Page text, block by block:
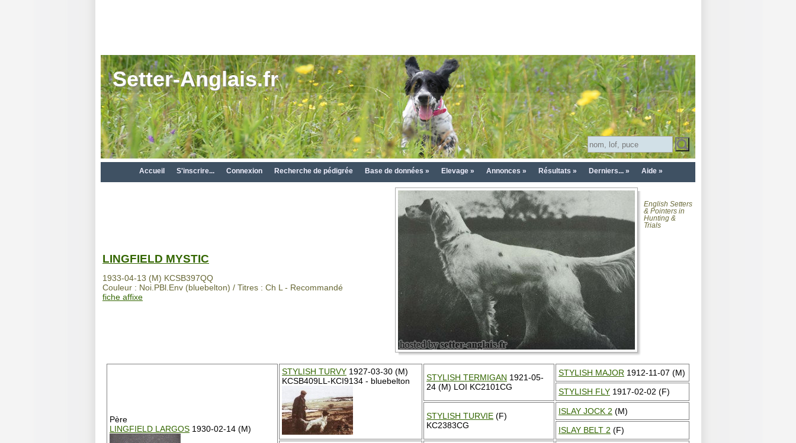
Setter-Anglais.fr
Accueil S'inscrire... Connexion Recherche de pédigrée Base de données » Elevage » Annonces » Résultats » Derniers... » Aide »
LINGFIELD MYSTIC
1933-04-13 (M) KCSB397QQ
Couleur : Noi.PBl.Env (bluebelton) / Titres : Ch L - Recommandé
fiche affixe
English Setters
& Pointers in
Hunting &
Trials
Père
LINGFIELD LARGOS 1930-02-14 (M)
STYLISH TURVY 1927-03-30 (M)
KCSB409LL-KCI9134 - bluebelton
STYLISH TERMIGAN 1921-05-
24 (M) LOI KC2101CG
STYLISH MAJOR 1912-11-07 (M)
STYLISH FLY 1917-02-02 (F)
STYLISH TURVIE (F)
KC2383CG
ISLAY JOCK 2 (M)
ISLAY BELT 2 (F)